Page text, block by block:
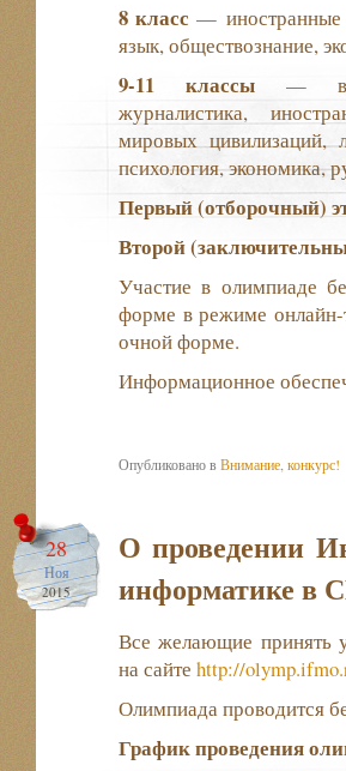
8 класс — иностранные
язык, обществознание,
9-11 классы—
журналистика,
мировых цивилизаций,
психология, экономика,
Первый (отборочный)
Второй
Участие в олимпиаде
форме в режиме онлайн-
очной форме.
Информационное
Опубликовано вВнимание, конкурс!
28
Ноя
2015
О проведении
информатике
Все желающие принять
на сайте http://
Олимпиада проводится
График проведения